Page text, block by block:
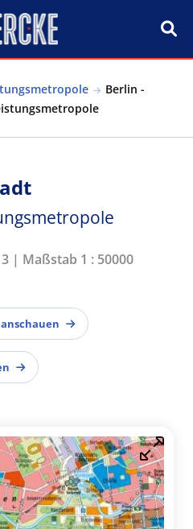
Berlin -
| Maßstab 1 : 50000